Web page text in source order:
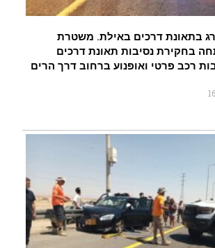
בתאונת דרכים באילת. משטרת
בחקירת נסיבות תאונת דרכים
רכב פרטי ואופנוע ברחוב דרך הרים